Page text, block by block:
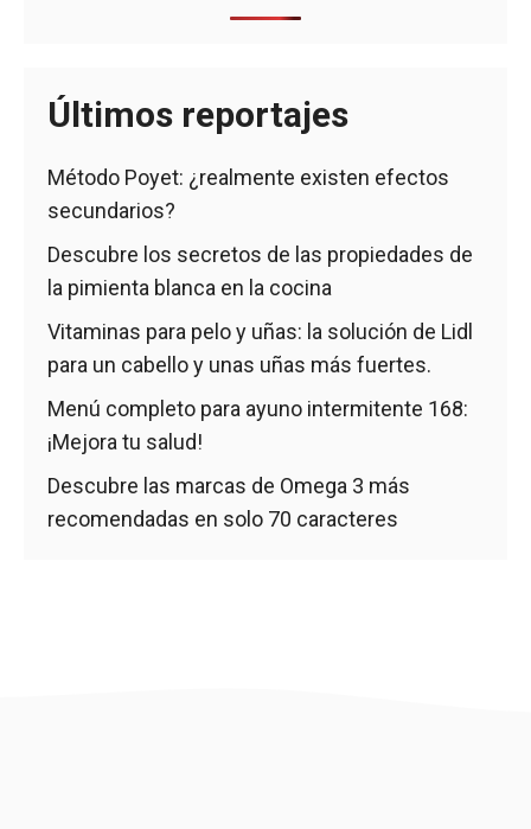
Últimos reportajes
Método Poyet: ¿realmente existen efectos
secundarios?
Descubre los secretos de las propiedades de
la pimienta blanca en la cocina
Vitaminas para pelo y uñas: la solución de Lidl
para un cabello y unas uñas más fuertes.
Menú completo para ayuno intermitente 168:
¡Mejora tu salud!
Descubre las marcas de Omega 3 más
recomendadas en solo 70 caracteres